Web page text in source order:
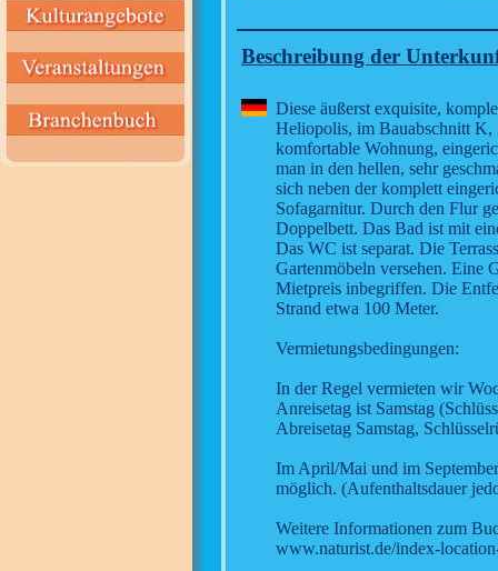
Beschreibung der
Diese äußerst exquisite,
Heliopolis, im Bauabschnitt K,
komfortable Wohnung,
man in den hellen, sehr
sich neben der komplett
Sofagarnitur. Durch den Flur
Doppelbett. Das Bad ist mit
Das WC ist separat. Die
Gartenmöbeln versehen. Eine
Mietpreis inbegriffen. Die
Strand etwa 100 Meter.
Vermietungsbedingungen:
In der Regel vermieten wir
Anreisetag ist Samstag
Abreisetag Samstag,
Im April/Mai und im
möglich. (Aufenthaltsdauer
Weitere Informationen zum
www.naturist.de/index-